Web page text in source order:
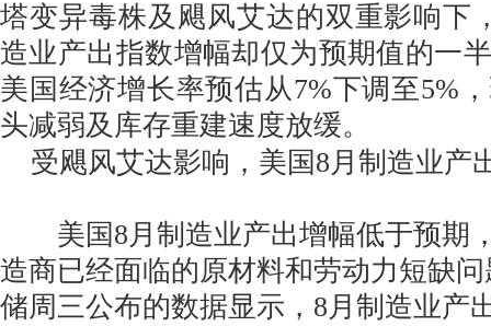
塔变异毒株及飓风艾达的双重影响下
造业产出指数增幅却仅为预期值的一
美国经济增长率预估从7%下调至5%
头减弱及库存重建速度放缓。
受飓风艾达影响，美国8月制造业产
美国8月制造业产出增幅低于预期
造商已经面临的原材料和劳动力短缺
储周三公布的数据显示，8月制造业产